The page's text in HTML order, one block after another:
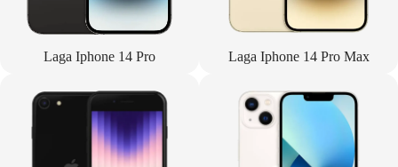
Laga Iphone 14 Pro Laga Iphone 14 Pro Max